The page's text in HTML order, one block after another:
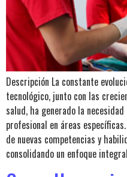
Descripción La constante
tecnológico, junto con las
salud, ha generado la
profesional en áreas
de nuevas competencias y
consolidando un enfoque